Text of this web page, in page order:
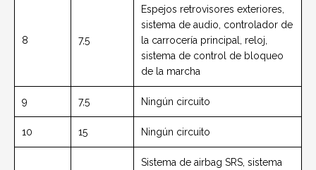
8 7,5
Espejos retrovisores exteriores,
sistema de audio, controlador de
la carrocería principal, reloj,
sistema de control de bloqueo
de la marcha
9 7,5 Ningún circuito
10 15 Ningún circuito
Sistema de airbag SRS, sistema